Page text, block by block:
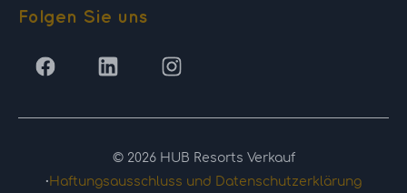
Folgen Sie uns
© 2026 HUB Resorts Verkauf
· Haftungsausschluss und Datenschutzerklärung